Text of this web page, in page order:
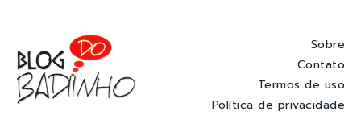
Sobre
Contato
Termos de uso
Política de privacidade